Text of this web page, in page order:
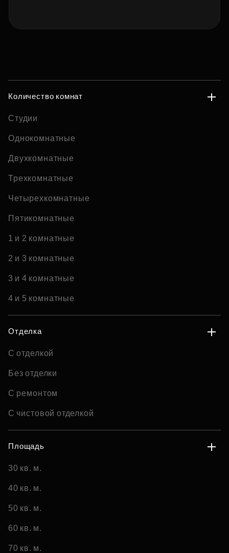
Количество комнат
Студии
Однокомнатные
Двухкомнатные
Трехкомнатные
Четырехкомнатные
Пятикомнатные
1 и 2 комнатные
2 и 3 комнатные
3 и 4 комнатные
4 и 5 комнатные
Отделка
С отделкой
Без отделки
С ремонтом
С чистовой отделкой
Площадь
30 кв. м.
40 кв. м.
50 кв. м.
60 кв. м.
70 кв. м.